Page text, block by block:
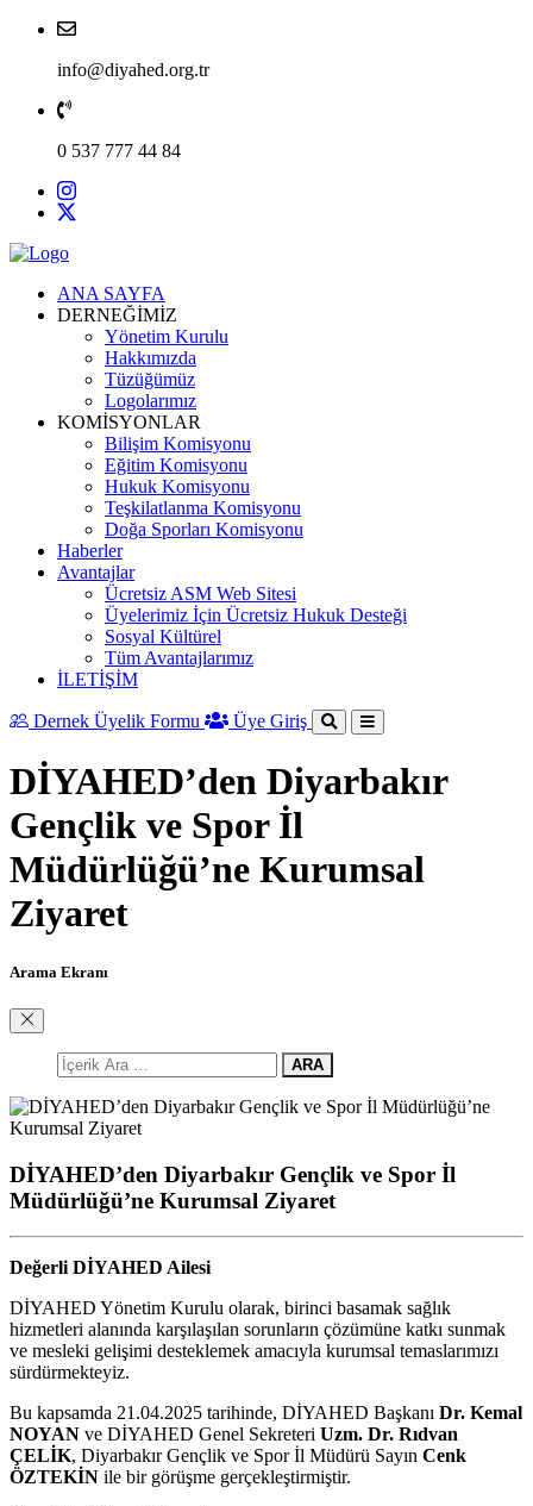
info@diyahed.org.tr
0 537 777 44 84
ANA SAYFA
DERNEĞİMİZ
Yönetim Kurulu
Hakkımızda
Tüzüğümüz
Logolarımız
KOMİSYONLAR
Bilişim Komisyonu
Eğitim Komisyonu
Hukuk Komisyonu
Teşkilatlanma Komisyonu
Doğa Sporları Komisyonu
Haberler
Avantajlar
Ücretsiz ASM Web Sitesi
Üyelerimiz İçin Ücretsiz Hukuk Desteği
Sosyal Kültürel
Tüm Avantajlarımız
İLETİŞİM
Dernek Üyelik Formu Üye Giriş
DİYAHED’den Diyarbakır
Gençlik ve Spor İl
Müdürlüğü’ne Kurumsal
Ziyaret
Arama Ekranı
ARA
DİYAHED’den Diyarbakır Gençlik ve Spor İl
Müdürlüğü’ne Kurumsal Ziyaret
Değerli DİYAHED Ailesi
DİYAHED Yönetim Kurulu olarak, birinci basamak sağlık
hizmetleri alanında karşılaşılan sorunların çözümüne katkı sunmak
ve mesleki gelişimi desteklemek amacıyla kurumsal temaslarımızı
sürdürmekteyiz.
Bu kapsamda 21.04.2025 tarihinde, DİYAHED Başkanı Dr. Kemal
NOYAN ve DİYAHED Genel Sekreteri Uzm. Dr. Rıdvan
ÇELİK, Diyarbakır Gençlik ve Spor İl Müdürü Sayın Cenk
ÖZTEKİN ile bir görüşme gerçekleştirmiştir.